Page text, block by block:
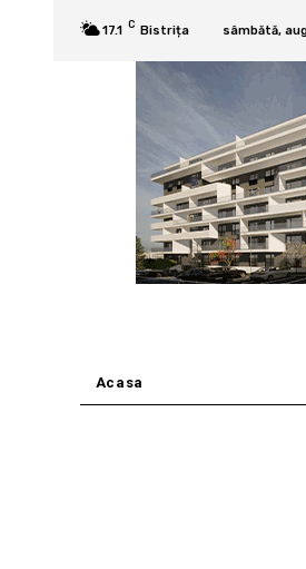
17.1 C Bistrița sâmbătă,
Acasa